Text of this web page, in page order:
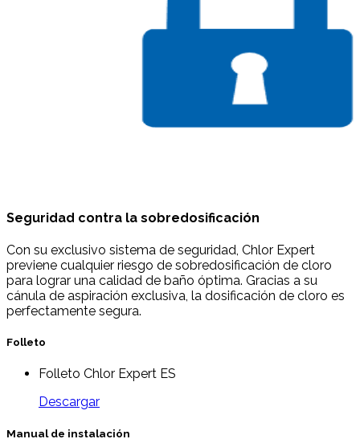
Seguridad contra la sobredosificación
Con su exclusivo sistema de seguridad, Chlor Expert
previene cualquier riesgo de sobredosificación de cloro
para lograr una calidad de baño óptima. Gracias a su
cánula de aspiración exclusiva, la dosificación de cloro es
perfectamente segura.
Folleto
Folleto Chlor Expert ES
Descargar
Manual de instalación